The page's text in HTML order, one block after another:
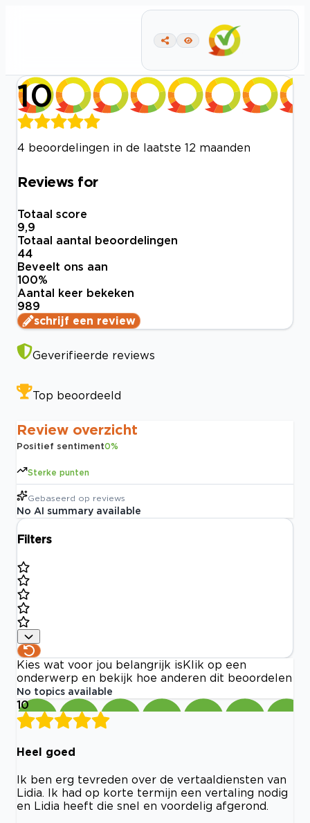
10
4 beoordelingen in de laatste 12 maanden
Reviews for
Totaal score
9,9
Totaal aantal beoordelingen
44
Beveelt ons aan
100%
Aantal keer bekeken
989
schrijf een review
Geverifieerde reviews
Top beoordeeld
Review overzicht
Positief sentiment0%
Sterke punten
Gebaseerd op reviews
No AI summary available
Filters
Kies wat voor jou belangrijk is Klik op een
onderwerp en bekijk hoe anderen dit beoordelen
No topics available
10
Heel goed
Ik ben erg tevreden over de vertaaldiensten van
Lidia. Ik had op korte termijn een vertaling nodig
en Lidia heeft die snel en voordelig afgerond.